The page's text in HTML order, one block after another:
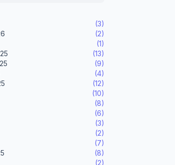
(3)
(2)
(1)
(13)
(9)
(4)
(12)
(10)
(8)
(6)
(3)
(2)
(7)
(8)
(2)